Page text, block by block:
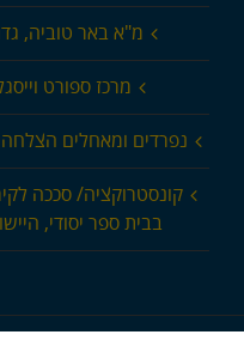
מ"א באר טוביה,
מרכז ספורט
נפרדים ומאחלים
קונסטרוקציה/ סככה
בבית ספר יסודי,